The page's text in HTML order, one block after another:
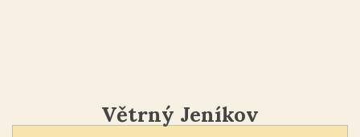
Větrný Jeníkov